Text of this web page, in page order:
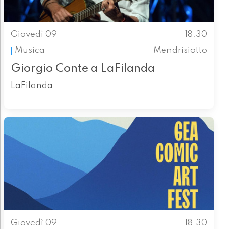
Giovedì 09
18.30
Musica
Mendrisiotto
Giorgio Conte a LaFilanda
LaFilanda
Giovedì 09
18.30